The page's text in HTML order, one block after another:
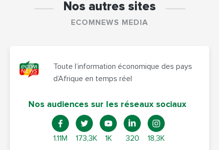
Nos autres sites
ECOMNEWS MEDIA
Toute l’information économique des pays
d’Afrique en temps réel
Nos audiences sur les réseaux sociaux
1.11M 173,3K 1K 320 18,3K